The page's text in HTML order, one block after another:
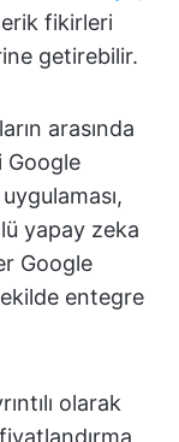
fikirleri
getirebilir.
arasında
Google
yapay zeka
Google
entegre
olarak